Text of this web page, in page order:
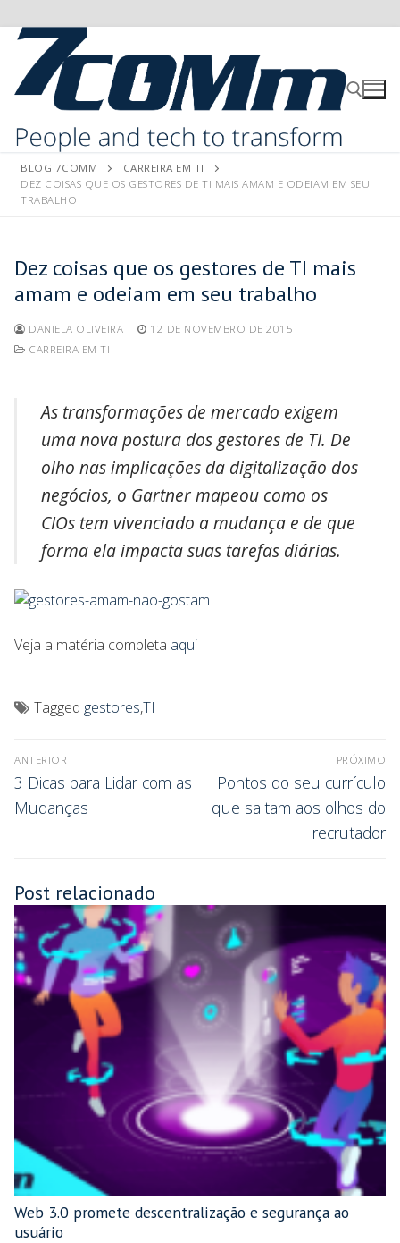
BLOG 7COMM
CARREIRA EM TI
DEZ COISAS QUE OS GESTORES DE TI MAIS AMAM E ODEIAM EM SEU
TRABALHO
Dez coisas que os gestores de TI mais
amam e odeiam em seu trabalho
DANIELA OLIVEIRA
12 DE NOVEMBRO DE 2015
CARREIRA EM TI
As transformações de mercado exigem
uma nova postura dos gestores de TI. De
olho nas implicações da digitalização dos
negócios, o Gartner mapeou como os
CIOs tem vivenciado a mudança e de que
forma ela impacta suas tarefas diárias.
Veja a matéria completa aqui
Tagged gestores,TI
ANTERIOR
3 Dicas para Lidar com as
Mudanças
PRÓXIMO
Pontos do seu currículo
que saltam aos olhos do
recrutador
Post relacionado
Web 3.0 promete descentralização e segurança ao
usuário